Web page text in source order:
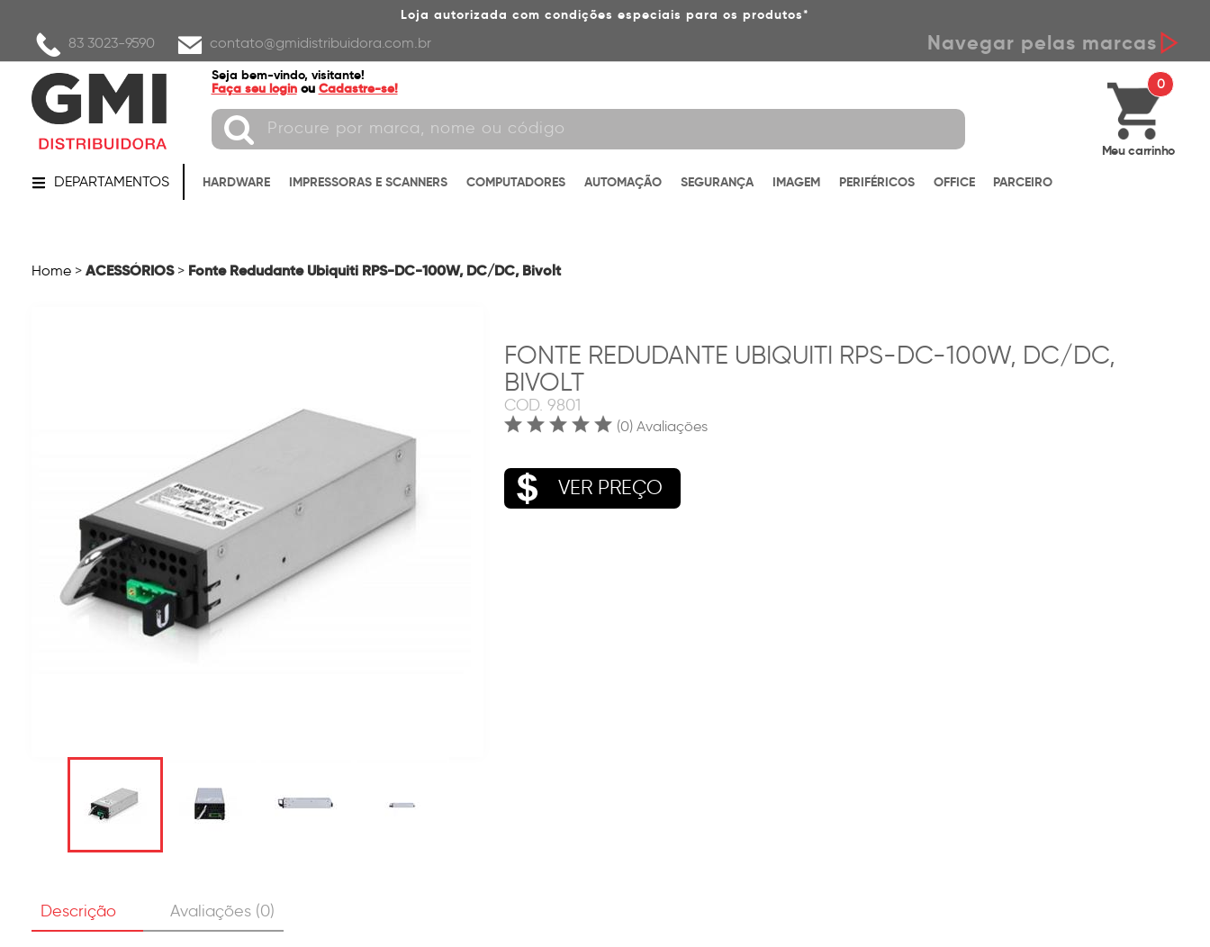
Loja autorizada com condições especiais para os produtos*
83 3023-9590 contato@gmidistribuidora.com.br Navegar pelas marcas
Seja bem-vindo, visitante!
Faça seu login ou Cadastre-se! 0
Meu carrinho
DEPARTAMENTOS HARDWARE IMPRESSORAS E SCANNERS COMPUTADORES AUTOMAÇÃO SEGURANÇA IMAGEM PERIFÉRICOS OFFICE PARCEIRO
Home > ACESSÓRIOS > Fonte Redudante Ubiquiti RPS-DC-100W, DC/DC, Bivolt
FONTE REDUDANTE UBIQUITI RPS-DC-100W, DC/DC,
BIVOLT
COD. 9801
(0) Avaliações
VER PREÇO
Descrição Avaliações (0)